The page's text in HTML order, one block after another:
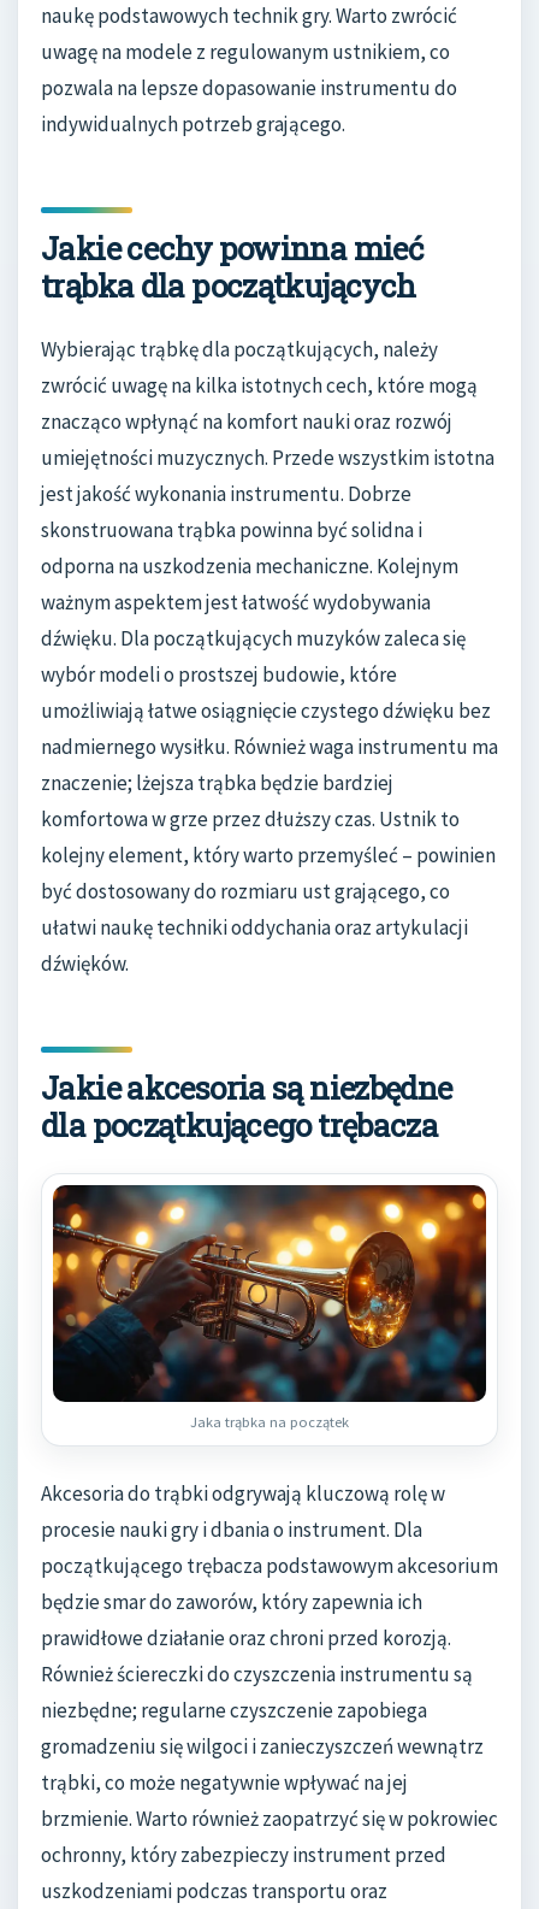
naukę podstawowych technik gry. Warto zwrócić
uwagę na modele z regulowanym ustnikiem, co
pozwala na lepsze dopasowanie instrumentu do
indywidualnych potrzeb grającego.
Jakie cechy powinna mieć
trąbka dla początkujących
Wybierając trąbkę dla początkujących, należy
zwrócić uwagę na kilka istotnych cech, które mogą
znacząco wpłynąć na komfort nauki oraz rozwój
umiejętności muzycznych. Przede wszystkim istotna
jest jakość wykonania instrumentu. Dobrze
skonstruowana trąbka powinna być solidna i
odporna na uszkodzenia mechaniczne. Kolejnym
ważnym aspektem jest łatwość wydobywania
dźwięku. Dla początkujących muzyków zaleca się
wybór modeli o prostszej budowie, które
umożliwiają łatwe osiągnięcie czystego dźwięku bez
nadmiernego wysiłku. Również waga instrumentu ma
znaczenie; lżejsza trąbka będzie bardziej
komfortowa w grze przez dłuższy czas. Ustnik to
kolejny element, który warto przemyśleć – powinien
być dostosowany do rozmiaru ust grającego, co
ułatwi naukę techniki oddychania oraz artykulacji
dźwięków.
Jakie akcesoria są niezbędne
dla początkującego trębacza
Jaka trąbka na początek
Akcesoria do trąbki odgrywają kluczową rolę w
procesie nauki gry i dbania o instrument. Dla
początkującego trębacza podstawowym akcesorium
będzie smar do zaworów, który zapewnia ich
prawidłowe działanie oraz chroni przed korozją.
Również ściereczki do czyszczenia instrumentu są
niezbędne; regularne czyszczenie zapobiega
gromadzeniu się wilgoci i zanieczyszczeń wewnątrz
trąbki, co może negatywnie wpływać na jej
brzmienie. Warto również zaopatrzyć się w pokrowiec
ochronny, który zabezpieczy instrument przed
uszkodzeniami podczas transportu oraz